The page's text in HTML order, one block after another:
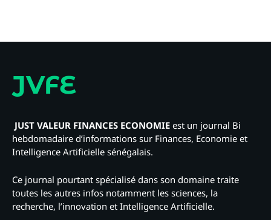
JVFE
JUST VALEUR FINANCES ECONOMIE est un journal Bi
hebdomadaire d’informations sur Finances, Economie et
Intelligence Artificielle sénégalais.
Ce journal pourtant spécialisé dans son domaine traite
toutes les autres infos notamment les sciences, la
recherche, l’innovation et Intelligence Artificielle.